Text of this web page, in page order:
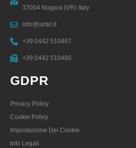
37054 Nogara (VR) Italy
info@sirtel.it
+39 0442 510467
+39 0442 510480
GDPR
Privacy Policy
Cookie Policy
Impostazione Dei Cookie
Info Legali